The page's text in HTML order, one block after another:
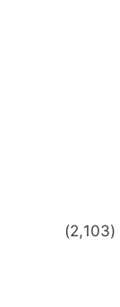
(2,103)